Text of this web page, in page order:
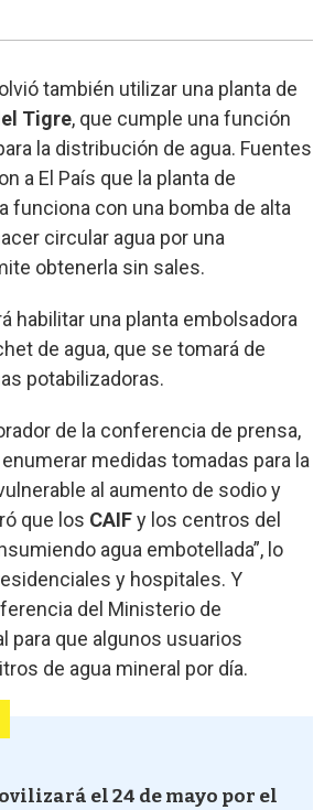
también utilizar una planta de
Tigre, que cumple una función
la distribución de agua. Fuentes
a El País que la planta de
funciona con una bomba de alta
circular agua por una
obtenerla sin sales.
habilitar una planta embolsadora
de agua, que se tomará de
potabilizadoras.
de la conferencia de prensa,
medidas tomadas para la
al aumento de sodio y
que los CAIFy los centros del
agua embotellada”, lo
y hospitales. Y
del Ministerio de
para que algunos usuarios
de agua mineral por día.
el 24 de mayo por el